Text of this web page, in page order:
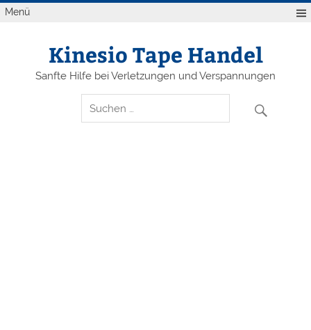
Zum
Inhalt
Menü
Kinesio Tape Handel
Sanfte Hilfe bei Verletzungen und Verspannungen